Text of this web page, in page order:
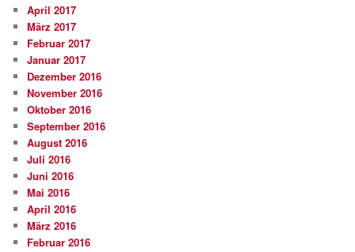
April 2017
März 2017
Februar 2017
Januar 2017
Dezember 2016
November 2016
Oktober 2016
September 2016
August 2016
Juli 2016
Juni 2016
Mai 2016
April 2016
März 2016
Februar 2016